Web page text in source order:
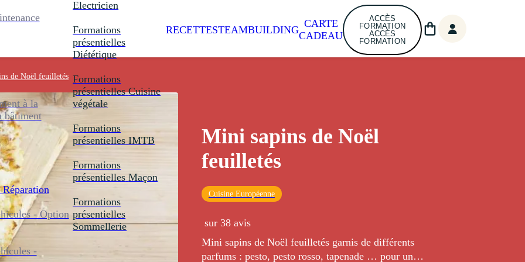
à la
bâtiment
- Option
-
Electricien
Formations
présentielles
Diététique
Formations
présentielles Cuisine
végétale
Formations
présentielles IMTB
Formations
présentielles Maçon
Formations
présentielles
Sommellerie
RECETTESTEAMBUILDING
CARTE
CADEAU
ACCÈS
FORMATION
ACCÈS
FORMATION
de Noël feuilletés
Mini sapins de Noël
feuilletés
Cuisine Européenne
sur 38 avis
Mini sapins de Noël feuilletés garnis de différents
parfums : pesto, pesto rosso, tapenade … pour un